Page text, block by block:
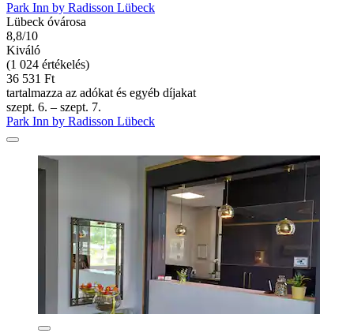
Park Inn by Radisson Lübeck
Lübeck óvárosa
8,8/10
Kiváló
(1 024 értékelés)
36 531 Ft
tartalmazza az adókat és egyéb díjakat
szept. 6. – szept. 7.
Park Inn by Radisson Lübeck